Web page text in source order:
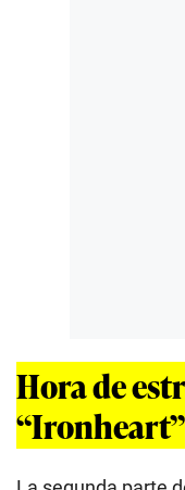
Hora de
“Ironheart”